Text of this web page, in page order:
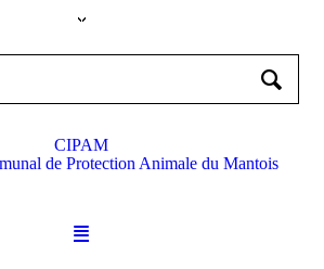
CIPAM
de Protection Animale du Mantois